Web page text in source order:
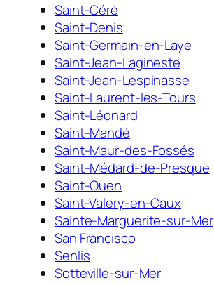
Saint-Céré
Saint-Denis
Saint-Germain-en-Laye
Saint-Jean-Lagineste
Saint-Jean-Lespinasse
Saint-Laurent-les-Tours
Saint-Léonard
Saint-Mandé
Saint-Maur-des-Fossés
Saint-Médard-de-Presque
Saint-Ouen
Saint-Valery-en-Caux
Sainte-Marguerite-sur-Mer
San Francisco
Senlis
Sotteville-sur-Mer